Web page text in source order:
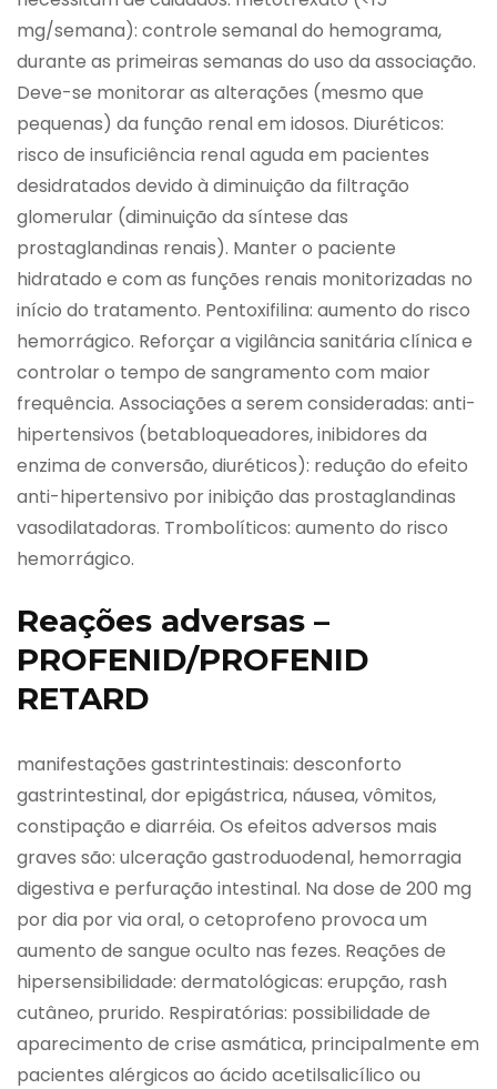
mg/semana): controle semanal do hemograma,
durante as primeiras semanas do uso da associação.
Deve-se monitorar as alterações (mesmo que
pequenas) da função renal em idosos. Diuréticos:
risco de insuficiência renal aguda em pacientes
desidratados devido à diminuição da filtração
glomerular (diminuição da síntese das
prostaglandinas renais). Manter o paciente
hidratado e com as funções renais monitorizadas no
início do tratamento. Pentoxifilina: aumento do risco
hemorrágico. Reforçar a vigilância sanitária clínica e
controlar o tempo de sangramento com maior
frequência. Associações a serem consideradas: anti-
hipertensivos (betabloqueadores, inibidores da
enzima de conversão, diuréticos): redução do efeito
anti-hipertensivo por inibição das prostaglandinas
vasodilatadoras. Trombolíticos: aumento do risco
hemorrágico.
Reações adversas –
PROFENID/PROFENID
RETARD
manifestações gastrintestinais: desconforto
gastrintestinal, dor epigástrica, náusea, vômitos,
constipação e diarréia. Os efeitos adversos mais
graves são: ulceração gastroduodenal, hemorragia
digestiva e perfuração intestinal. Na dose de 200 mg
por dia por via oral, o cetoprofeno provoca um
aumento de sangue oculto nas fezes. Reações de
hipersensibilidade: dermatológicas: erupção, rash
cutâneo, prurido. Respiratórias: possibilidade de
aparecimento de crise asmática, principalmente em
pacientes alérgicos ao ácido acetilsalicílico ou